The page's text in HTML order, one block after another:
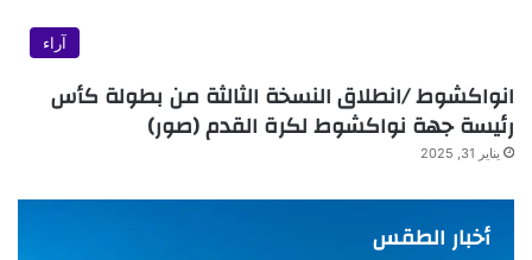
آراء
انواكشوط /انطلاق النسخة الثالثة من بطولة كأس
رئيسة جهة نواكشوط لكرة القدم (صور)
يناير 31, 2025
أخبار الطقس